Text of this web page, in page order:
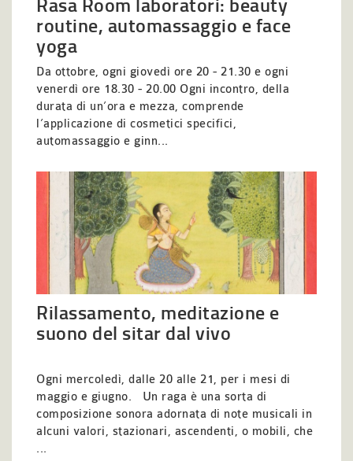
routine, automassaggio e face
yoga
Da ottobre, ogni giovedì ore 20 - 21.30 e ogni
venerdì ore 18.30 - 20.00 Ogni incontro, della
durata di un’ora e mezza, comprende
l’applicazione di cosmetici specifici,
automassaggio e ginn...
Rilassamento, meditazione e
suono del sitar dal vivo
Ogni mercoledì, dalle 20 alle 21, per i mesi di
maggio e giugno. Un raga è una sorta di
composizione sonora adornata di note musicali in
alcuni valori, stazionari, ascendenti, o mobili, che
...